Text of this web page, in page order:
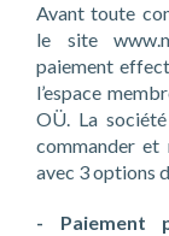
Avant toute
le site
paiement
l’espace
OÜ. La
commander et
avec 3 options
- Paiement